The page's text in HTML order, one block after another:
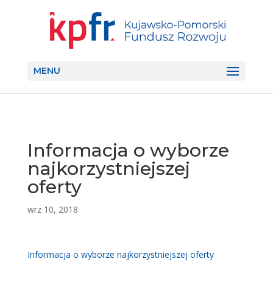
MENU
Informacja o wyborze
najkorzystniejszej
oferty
wrz 10, 2018
Informacja o wyborze najkorzystniejszej oferty